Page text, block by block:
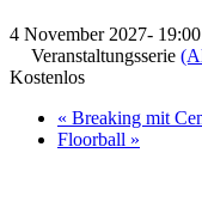
4 November 2027- 19:00
Veranstaltungsserie
Kostenlos
« Breaking mit
Floorball »